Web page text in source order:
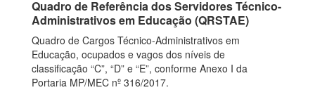
Quadro de Referência dos Servidores Técnico-
Administrativos em Educação (QRSTAE)
Quadro de Cargos Técnico-Administrativos em
Educação, ocupados e vagos dos níveis de
classificação “C”, “D” e “E”, conforme Anexo I da
Portaria MP/MEC nº 316/2017.